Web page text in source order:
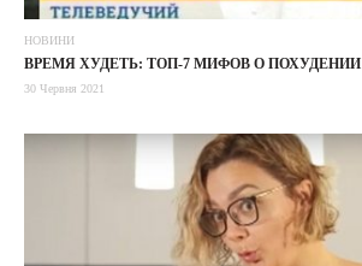
НОВИНИ
ВРЕМЯ ХУДЕТЬ: ТОП-7 МИФОВ О ПОХУДЕНИИ
30 Червня 2021